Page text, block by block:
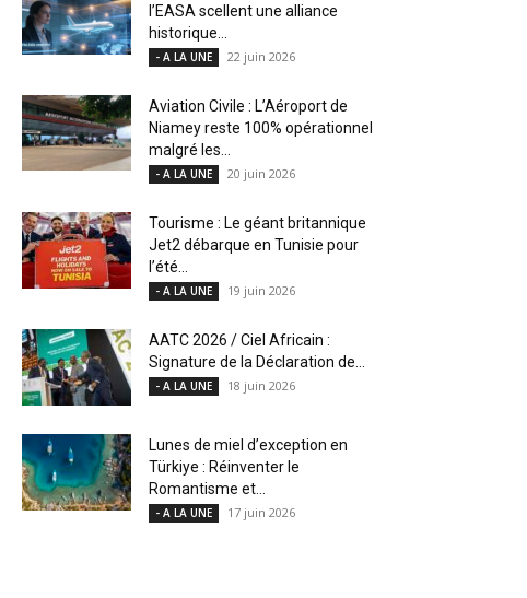
l’EASA scellent une alliance
historique...
- A LA UNE 22 juin 2026
Aviation Civile : L’Aéroport de
Niamey reste 100% opérationnel
malgré les...
- A LA UNE 20 juin 2026
Tourisme : Le géant britannique
Jet2 débarque en Tunisie pour
l’été...
- A LA UNE 19 juin 2026
AATC 2026 / Ciel Africain :
Signature de la Déclaration de...
- A LA UNE 18 juin 2026
Lunes de miel d’exception en
Türkiye : Réinventer le
Romantisme et...
- A LA UNE 17 juin 2026